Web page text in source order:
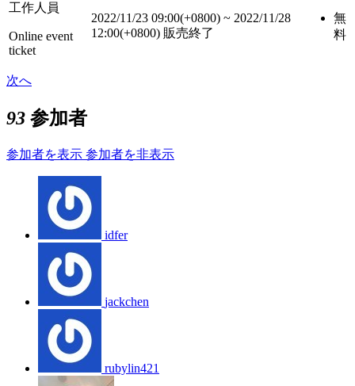
工作人員
Online event
ticket
2022/11/23 09:00(+0800) ~ 2022/11/28
12:00(+0800) 販売終了
無
料
次へ
93 参加者
参加者を表示 参加者を非表示
idfer
jackchen
rubylin421